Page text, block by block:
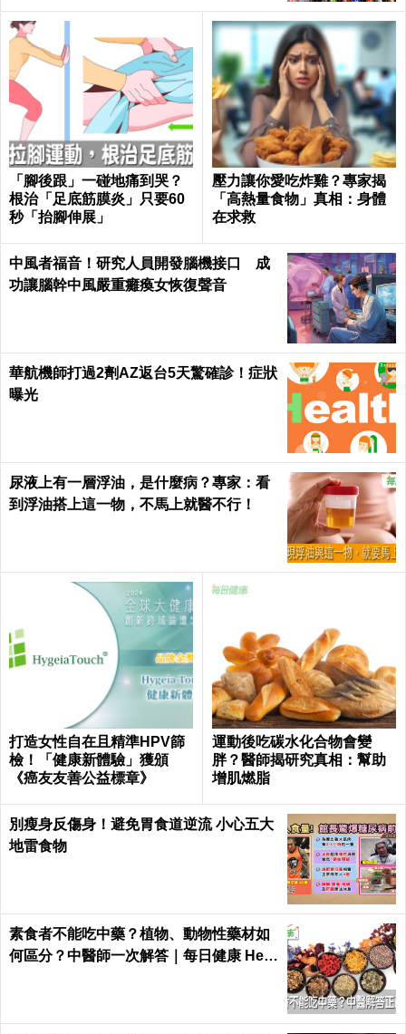
「腳後跟」一碰地痛到哭？
根治「足底筋膜炎」只要60
秒「抬腳伸展」
壓力讓你愛吃炸雞？專家揭
「高熱量食物」真相：身體
在求救
中風者福音！研究人員開發腦機接口 成
功讓腦幹中風嚴重癱瘓女恢復聲音
華航機師打過2劑AZ返台5天驚確診！症狀
曝光
尿液上有一層浮油，是什麼病？專家：看
到浮油搭上這一物，不馬上就醫不行！
打造女性自在且精準HPV篩
檢！「健康新體驗」獲頒
《癌友友善公益標章》
運動後吃碳水化合物會變
胖？醫師揭研究真相：幫助
增肌燃脂
別瘦身反傷身！避免胃食道逆流 小心五大
地雷食物
素食者不能吃中藥？植物、動物性藥材如
何區分？中醫師一次解答｜每日健康 Heal